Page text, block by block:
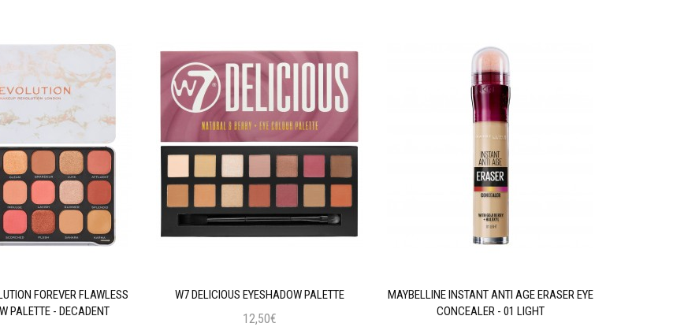
FOREVER FLAWLESS
PALETTE - DECADENT
W7 DELICIOUS EYESHADOW PALETTE
12,50€
MAYBELLINE INSTANT ANTI AGE ERASER EYE
CONCEALER - 01 LIGHT